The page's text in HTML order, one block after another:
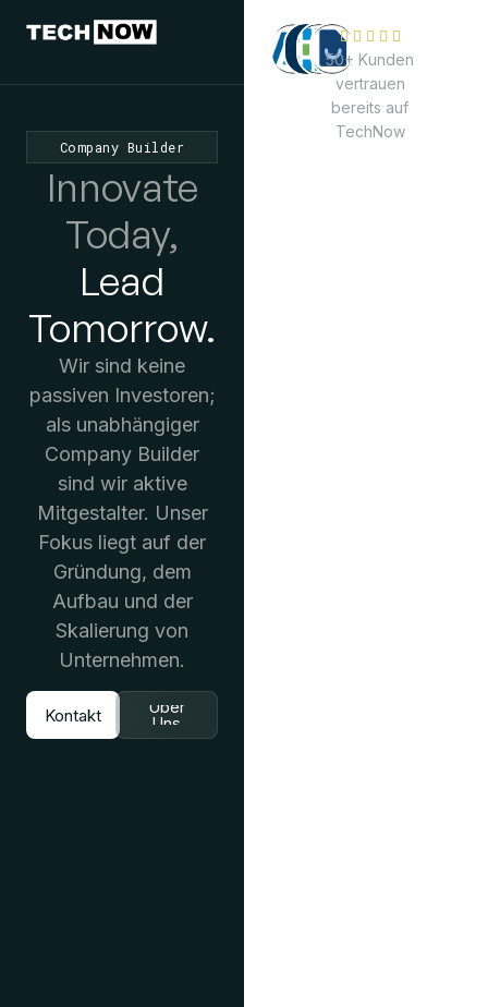
Company Builder
Innovate
Today,
Lead
Tomorrow.
Wir sind keine
passiven Investoren;
als unabhängiger
Company Builder
sind wir aktive
Mitgestalter. Unser
Fokus liegt auf der
Gründung, dem
Aufbau und der
Skalierung von
Unternehmen.
Kontakt Über
Uns
50+ Kunden
vertrauen
bereits auf
TechNow